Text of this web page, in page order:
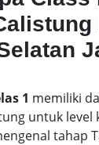
1 memiliki
untuk level
tahap